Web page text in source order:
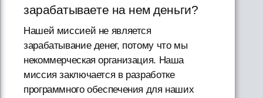
зарабатываете на нем деньги?
Нашей миссией не является
зарабатывание денег, потому что мы
некоммерческая организация. Наша
миссия заключается в разработке
программного обеспечения для наших